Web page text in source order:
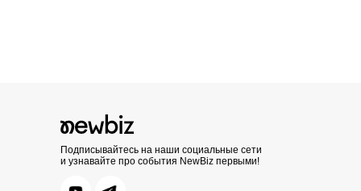
Подписывайтесь на наши социальные сети
и узнавайте про события NewBiz первыми!